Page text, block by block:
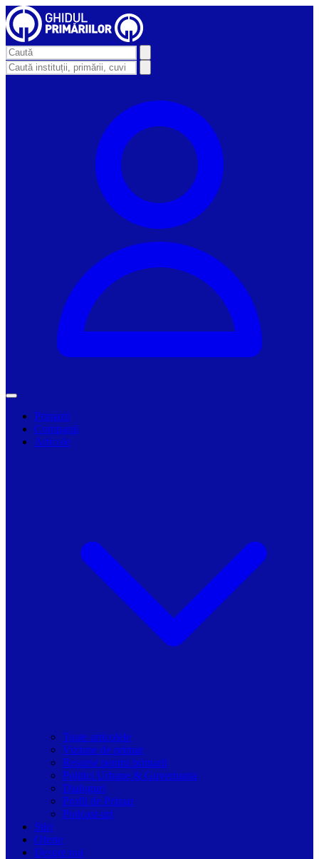
Primarii
Companii
Articole
Toate articolele
Viziune de primar
Resurse pentru primarii
Politici Urbane & Guvernanta
Dialoguri
Profil de Primar
Podcast-uri
Stiri
Oferte
Despre noi